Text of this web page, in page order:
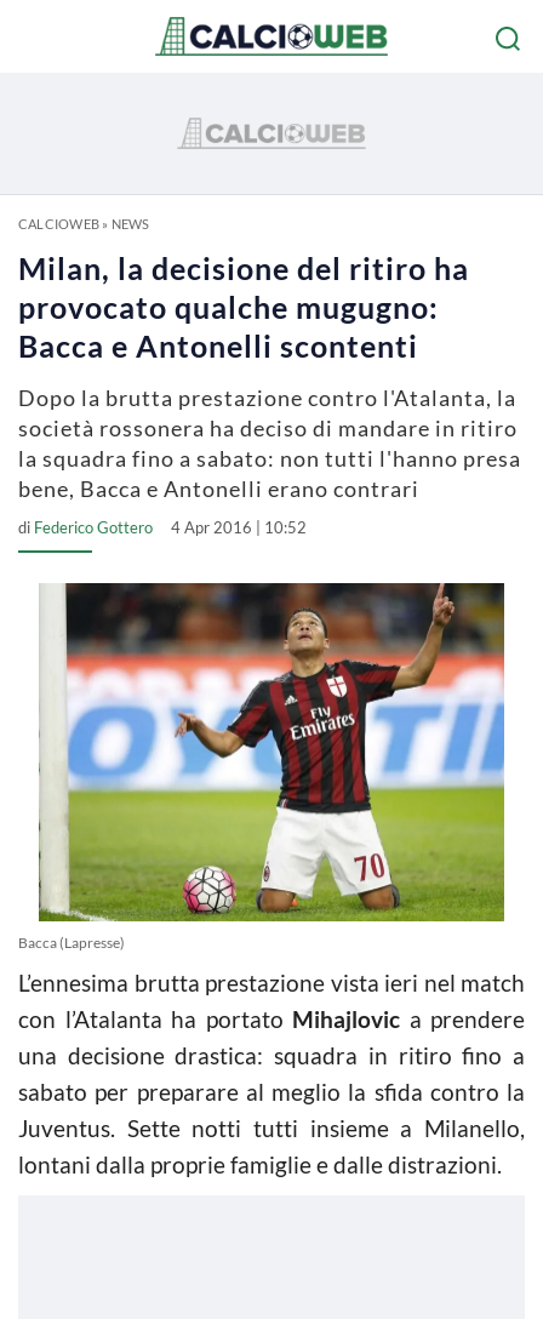
CALCIOWEB» NEWS
Milan, la decisione del ritiro ha
provocato qualche mugugno:
Bacca e Antonelli scontenti
Dopo la brutta prestazione contro l'Atalanta, la
società rossonera ha deciso di mandare in ritiro
la squadra fino a sabato: non tutti l'hanno presa
bene, Bacca e Antonelli erano contrari
di Federico Gottero 4 Apr 2016 | 10:52
Bacca (Lapresse)
L’ennesima brutta prestazione vista ieri nel match
con l’Atalanta ha portato Mihajlovic a prendere
una decisione drastica: squadra in ritiro fino a
sabato per preparare al meglio la sfida contro la
Juventus. Sette notti tutti insieme a Milanello,
lontani dalla proprie famiglie e dalle distrazioni.